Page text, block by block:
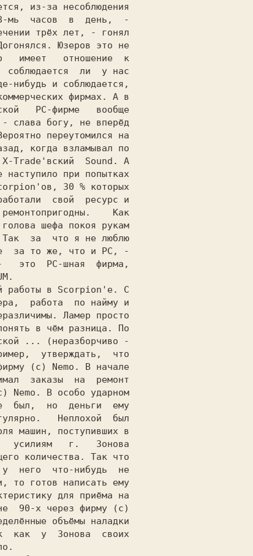
из-за несоблюдения
часов  в  день,  -
трёх лет, - гонял
Юзеров это не
имеет   отношение  к
соблюдается  ли  у нас
нибудь и соблюдается,
фирмах. А в
РС-фирме   вообще
слава богу, не вперёд
переутомился на
когда взламывал по
X-Trade'вский  Sound. А
наступило при попытках
30 % которых
свой  ресурс и
Как
шефа покоя рукам
за  что я не люблю
за то же, что и РС, -
это  РС-шная  фирма,
работа  по найму и
Ламер просто
в чём разница. По
... (неразборчиво -
утверждать,  что
(c) Nemo. В начале
заказы  на  ремонт
Nemo. В особо ударном
был,  но  деньги  ему
Неплохой  был
машин, поступивших в
усилиям   г.   Зонова
количества. Так что
него  что-нибудь  не
то готов написать ему
для приёма на
90-х через фирму (c)
объёмы наладки
как  у  Зонова  своих